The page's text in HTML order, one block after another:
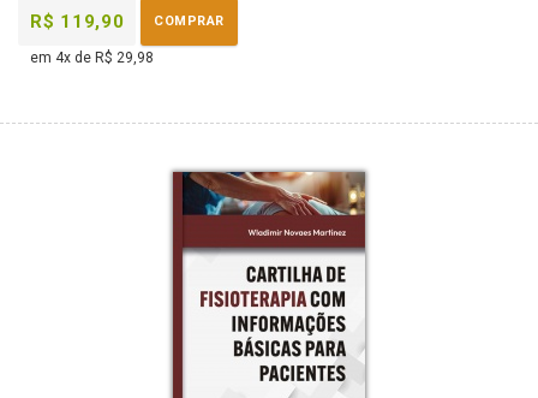
R$ 119,90 COMPRAR
em 4x de R$ 29,98